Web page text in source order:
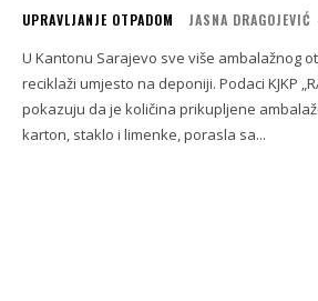
UPRAVLJANJE OTPADOM JASNA DRAGOJEVIĆ
U Kantonu Sarajevo sve više ambalažnog
reciklaži umjesto na deponiji. Podaci KJKP
pokazuju da je količina prikupljene
karton, staklo i limenke, porasla sa...